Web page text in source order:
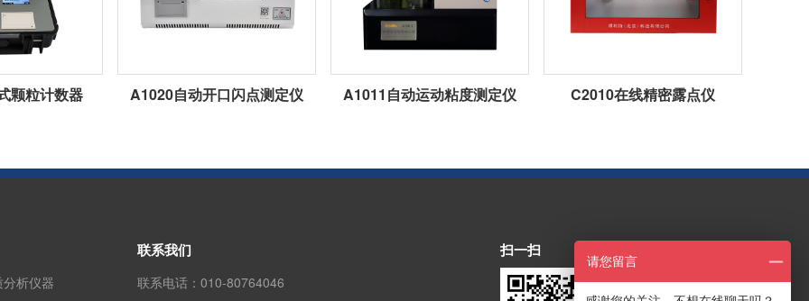
颗粒计数器 A1020自动开口闪点测定仪 A1011自动运动粘度测定仪 C2010在线精密露点仪
析仪器
联系我们
联系电话： 010-80764046
扫一扫
请您留言